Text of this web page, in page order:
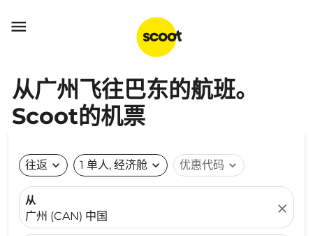

从广州飞往巴东的航班。
Scoot的机票
往返 expand_more 1 单人, 经济舱 expand_more 优惠代码 expand_more
从
广州 (CAN) 中国
close